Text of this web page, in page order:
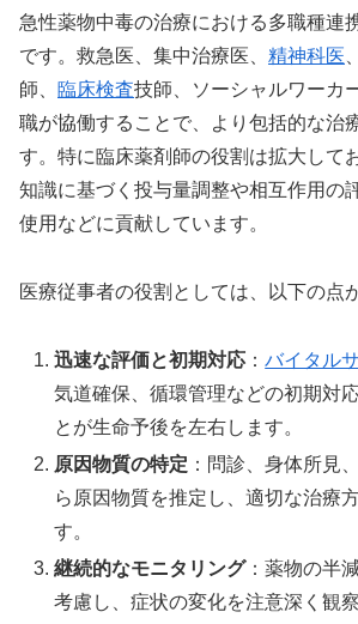
急性薬物中毒の治療における多職種連
です。救急医、集中治療医、 精神科医
師、 臨床検査技師、ソーシャルワーカ
職が協働することで、より包括的な治
す。特に臨床薬剤師の役割は拡大して
知識に基づく投与量調整や相互作用の
使用などに貢献しています。
医療従事者の役割としては、以下の点
迅速な評価と初期対応 ：バイタル
気道確保、循環管理などの初期対
とが生命予後を左右します。
原因物質の特定 ：問診、身体所見
ら原因物質を推定し、適切な治療
す。
継続的なモニタリング：薬物の半
考慮し、症状の変化を注意深く観